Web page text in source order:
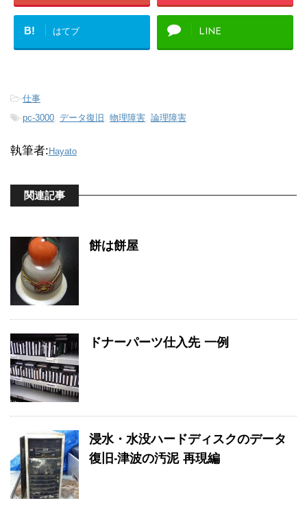
B! はてブ LINE
-仕事
-pc-3000, データ復旧 , 物理障害, 論理障害
執筆者: Hayato
関連記事
餅は餅屋
ドナーパーツ仕入先 一例
浸水・水没ハードディスクのデータ
復旧-津波の汚泥 再現編